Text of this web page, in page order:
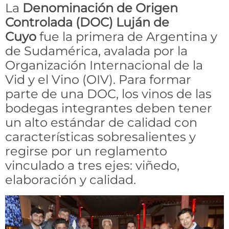
La Denominación de Origen
Controlada (DOC) Luján de
Cuyo fue la primera de Argentina y
de Sudamérica, avalada por la
Organización Internacional de la
Vid y el Vino (OIV). Para formar
parte de una DOC, los vinos de las
bodegas integrantes deben tener
un alto estándar de calidad con
características sobresalientes y
regirse por un reglamento
vinculado a tres ejes: viñedo,
elaboración y calidad.